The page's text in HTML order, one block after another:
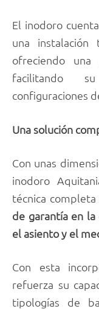
El inodoro
una instalación
ofreciendo
facilitando
configuraciones
Una solución
Con unas
inodoro
técnica
de garantía en la
el asiento y el
Con esta
refuerza su
tipologías de